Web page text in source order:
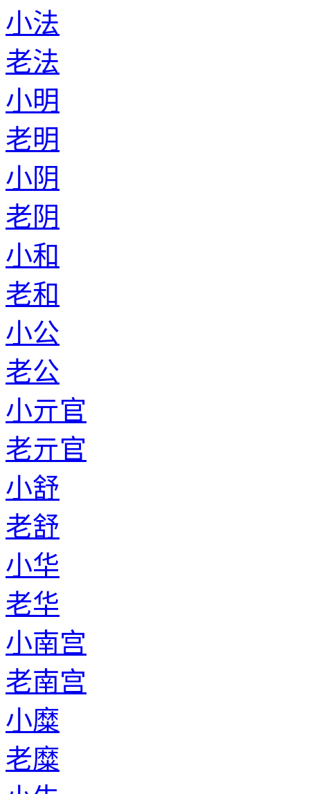
小法
老法
小明
老明
小阴
老阴
小和
老和
小公
老公
小亓官
老亓官
小舒
老舒
小华
老华
小南宫
老南宫
小糜
老糜